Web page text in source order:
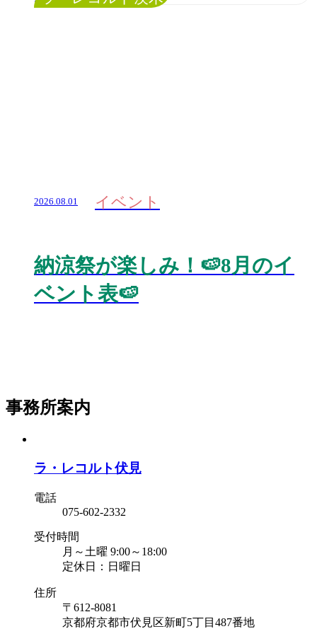
2026.08.01 イベント
納涼祭が楽しみ！🍉8月のイ
ベント表🍉
事務所案内
ラ・レコルト伏見
電話
075-602-2332
受付時間
月～土曜 9:00～18:00
定休日：日曜日
住所
〒612-8081
京都府京都市伏見区新町5丁目487番地